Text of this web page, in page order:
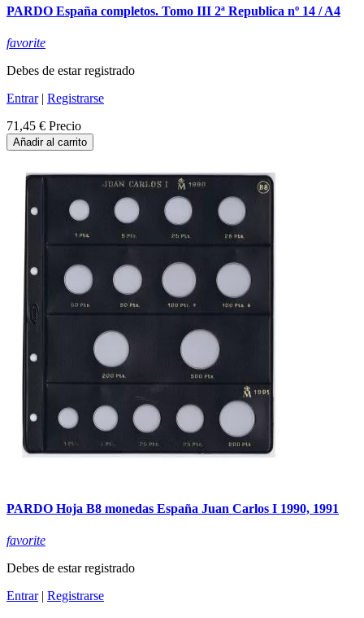
PARDO España completos. Tomo III 2ª Republica nº 14 / A4
favorite
Debes de estar registrado
Entrar| Registrarse
71,45 € Precio
Añadir al carrito
PARDO Hoja B8 monedas España Juan Carlos I 1990, 1991
favorite
Debes de estar registrado
Entrar| Registrarse